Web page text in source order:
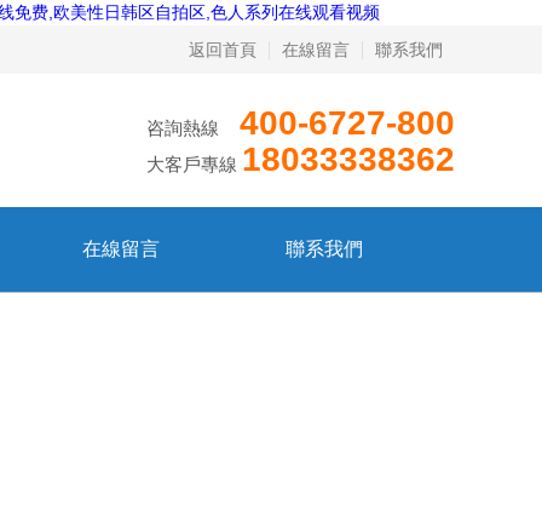
免费,欧美性日韩区自拍区,色人系列在线观看视频
返回首頁
在線留言 聯系我們
咨詢熱線 400-6727-800
大客戶專線 18033338362
在線留言 聯系我們